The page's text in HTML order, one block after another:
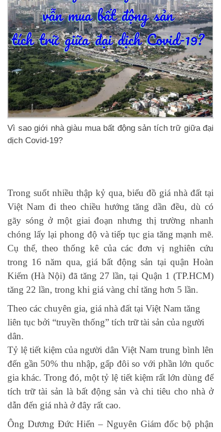
Vì sao giới nhà giàu mua bất động sản tích trữ giữa đại
dịch Covid-19?
Trong suốt nhiều thập kỷ qua, biểu đồ giá nhà đất tại
Việt Nam đi theo chiều hướng tăng dần đều, dù có
gãy sóng ở một giai đoạn nhưng thị trường nhanh
chóng lấy lại phong độ và tiếp tục gia tăng mạnh mẽ.
Cụ thể, theo thống kê của các đơn vị nghiên cứu
trong 16 năm qua, giá bất động sản tại quận Hoàn
Kiếm (Hà Nội) đã tăng 27 lần, tại Quận 1 (TP.HCM)
tăng 22 lần, trong khi giá vàng chỉ tăng hơn 5 lần.
Theo các chuyên gia, giá nhà đất tại Việt Nam tăng
liên tục bởi “truyền thống” tích trữ tài sản của người
dân.
Tỷ lệ tiết kiệm của người dân Việt Nam trung bình lên
đến gần 50% thu nhập, gấp đôi so với phần lớn quốc
gia khác. Trong đó, một tỷ lệ tiết kiệm rất lớn dùng để
tích trữ tài sản là bất động sản và chi tiêu cho nhà ở
dẫn đến giá nhà ở đây rất cao.
Ông Dương Đức Hiển – Nguyên Giám đốc bộ phận